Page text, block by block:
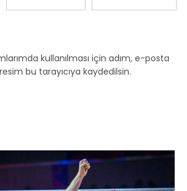
kullanılması için adım, e-posta
bu tarayıcıya kaydedilsin.